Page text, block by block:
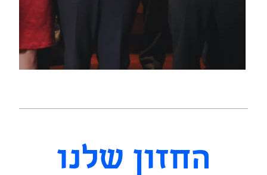
החזון שלנו